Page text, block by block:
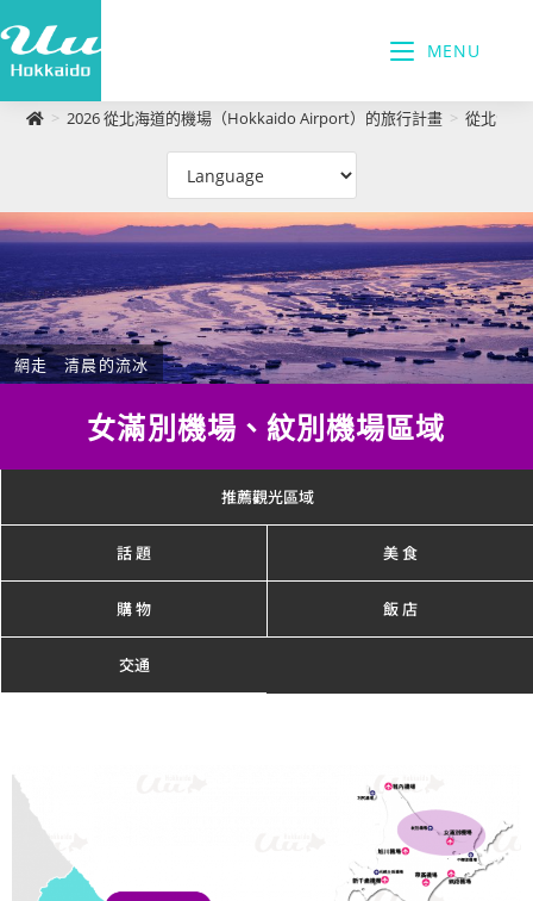
MENU
> 2026 從北海道的機場（Hokkaido Airport）的旅行計畫 > 從北海
網走 清晨的流冰
女滿別機場、紋別機場區域
推薦觀光區域
話 題 美 食
購 物 飯 店
交通